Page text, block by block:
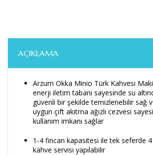
AÇIKLAMA
Arzum Okka Minio Türk Kahvesi
enerji iletim tabanı sayesinde su
güvenli bir şekilde temizlenebilir sağ
uygun çift akıtma ağızlı cezvesi
kullanım imkanı sağlar
1-4 fincan kapasitesi ile tek seferde
kahve servisi yapılabilir